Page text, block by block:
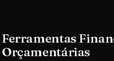
Ferramentas
Orçamentárias